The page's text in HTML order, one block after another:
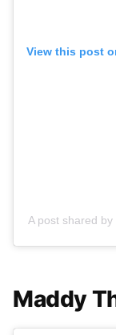
View this post
A post shared
Maddy